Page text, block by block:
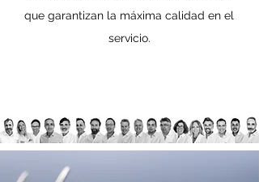
que garantizan la máxima calidad en el
servicio.